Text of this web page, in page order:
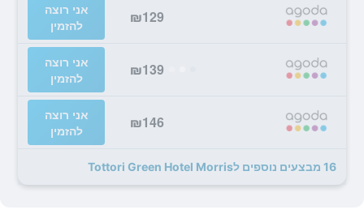
₪129
אני רוצה
להזמין
₪139
אני רוצה
להזמין
₪146
אני רוצה
להזמין
16 מבצעים נוספים לTottori Green Hotel Morris